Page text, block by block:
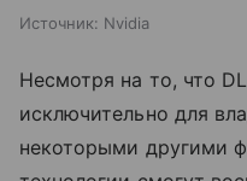
Источник: Nvidia
Несмотря на то, что
исключительно для
некоторыми другими